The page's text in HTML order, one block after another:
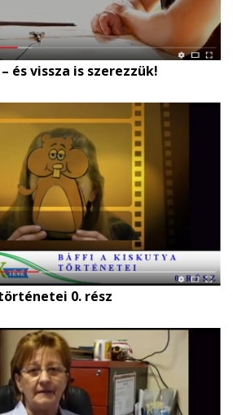
és vissza is szerezzük!
0. rész